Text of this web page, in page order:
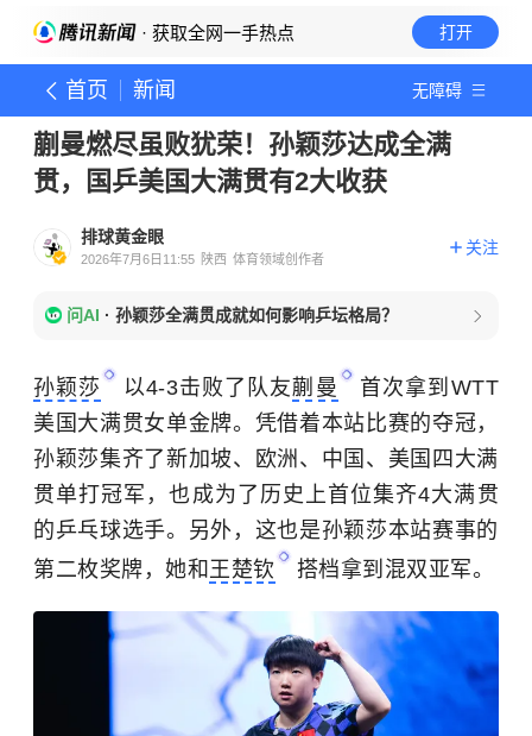
· 获取全网一手热点 打开
首页 新闻 无障碍
蒯曼燃尽虽败犹荣！孙颖莎达成全满
贯，国乒美国大满贯有2大收获
排球黄金眼
2026年7月6日11:55 陕西 体育领域创作者
关注
问AI · 孙颖莎全满贯成就如何影响乒坛格局？
孙颖莎 以4-3击败了队友蒯曼
首次拿到WTT
美国大满贯女单金牌。凭借着本站比赛的夺冠，
孙颖莎集齐了新加坡、欧洲、中国、美国四大满
贯单打冠军，也成为了历史上首位集齐4大满贯
的乒乓球选手。另外，这也是孙颖莎本站赛事的
第二枚奖牌，她和 王楚钦 搭档拿到混双亚军。